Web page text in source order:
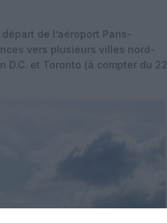
de l’aéroport Paris-
vers plusieurs villes nord-
D.C. et Toronto (à compter du 22